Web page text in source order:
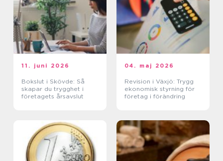
11. juni 2026
Bokslut i Skövde: Så
skapar du trygghet i
företagets årsavslut
04. maj 2026
Revision i Växjö: Trygg
ekonomisk styrning för
företag i förändring